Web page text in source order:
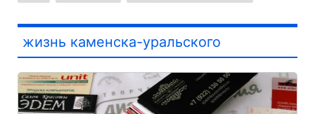
жизнь каменска-уральского